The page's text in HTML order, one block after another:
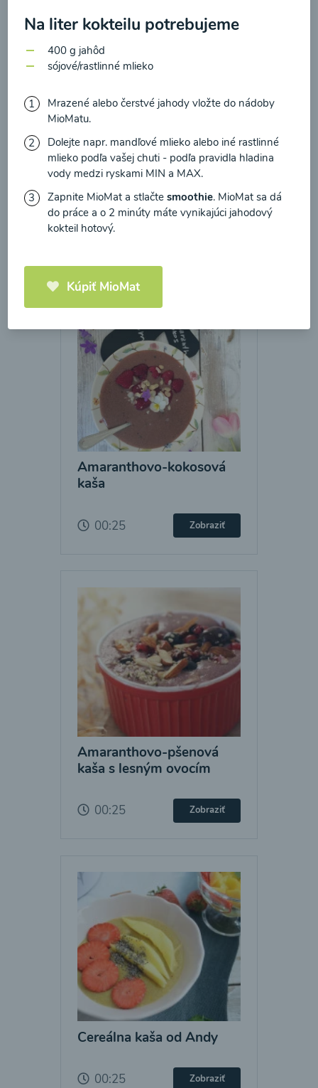
Brokolicové cappuccino
00:25 Zobraziť
Amaranthovo-kokosová
kaša
00:25 Zobraziť
Amaranthovo-pšenová
kaša s lesným ovocím
00:25 Zobraziť
Cereálna kaša od Andy
00:25 Zobraziť
Na liter kokteilu potrebujeme
400 g jahôd
sójové/rastlinné mlieko
Mrazené alebo čerstvé jahody vložte do nádoby
MioMatu.
Dolejte napr. mandľové mlieko alebo iné rastlinné
mlieko podľa vašej chuti - podľa pravidla hladina
vody medzi ryskami MIN a MAX.
Zapnite MioMat a stlačtesmoothie. MioMat sa dá
do práce a o 2 minúty máte vynikajúci jahodový
kokteil hotový.
Kúpiť MioMat
prečítal(a)informácie o Ochrane osobných
údajov a súhlasím s nimi.